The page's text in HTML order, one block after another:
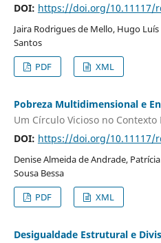
DOI: https://doi.org/10.11117/
Jaira Rodrigues de Mello, Hugo
Santos
PDF
XML
Pobreza Multidimensional e
Um Círculo Vicioso no
DOI: https://doi.org/10.11117/
Denise Almeida de Andrade,
Sousa Bessa
PDF
XML
Desigualdade Estrutural e